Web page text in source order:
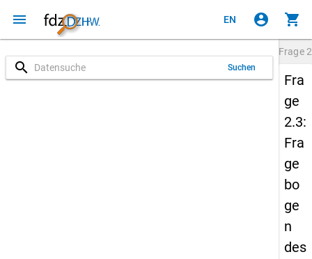
menu EN account_circle shopping_cart
search Suchen
Frage
Fra
ge
2.3:
Fra
ge
bo
ge
n
des